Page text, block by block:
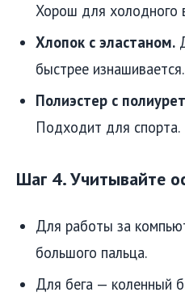
Хорош для холодного
Хлопок с эластаном.
быстрее изнашивается.
Полиэстер с
Подходит для спорта.
Шаг 4. Учитывайте
Для работы за
большого пальца.
Для бега — коленный